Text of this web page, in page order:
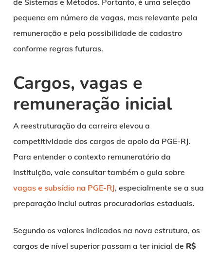
de Sistemas e Métodos. Portanto, é uma seleção
pequena em número de vagas, mas relevante pela
remuneração e pela possibilidade de cadastro
conforme regras futuras.
Cargos, vagas e
remuneração inicial
A reestruturação da carreira elevou a
competitividade dos cargos de apoio da PGE-RJ.
Para entender o contexto remuneratório da
instituição, vale consultar também o guia sobre
vagas e subsídio na PGE-RJ, especialmente se a sua
preparação inclui outras procuradorias estaduais.
Segundo os valores indicados na nova estrutura, os
cargos de nível superior passam a ter inicial de R$